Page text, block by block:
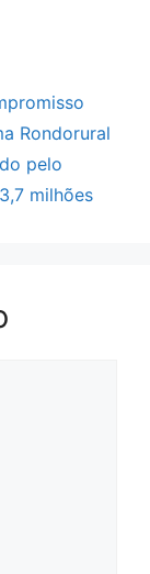
Rondorural
pelo
milhões